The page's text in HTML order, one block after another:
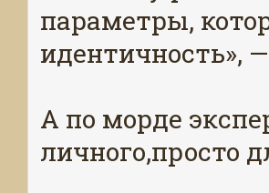
параметры,
идентичность»,
А по морде
личного,просто